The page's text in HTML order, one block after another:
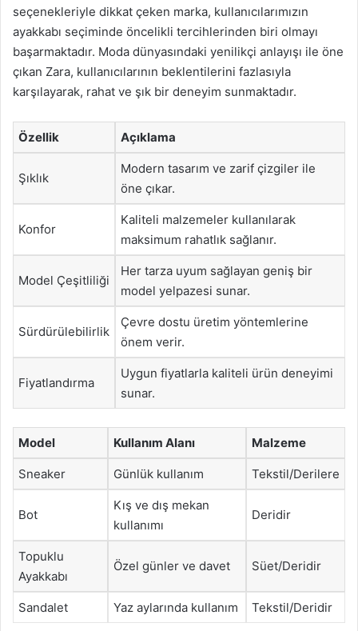
seçenekleriyle dikkat çeken marka, kullanıcılarımızın
ayakkabı seçiminde öncelikli tercihlerinden biri olmayı
başarmaktadır. Moda dünyasındaki yenilikçi anlayışı ile öne
çıkan Zara, kullanıcılarının beklentilerini fazlasıyla
karşılayarak, rahat ve şık bir deneyim sunmaktadır.
Özellik Açıklama
Şıklık
Modern tasarım ve zarif çizgiler ile
öne çıkar.
Konfor
Kaliteli malzemeler kullanılarak
maksimum rahatlık sağlanır.
Model Çeşitliliği
Her tarza uyum sağlayan geniş bir
model yelpazesi sunar.
Sürdürülebilirlik
Çevre dostu üretim yöntemlerine
önem verir.
Fiyatlandırma
Uygun fiyatlarla kaliteli ürün deneyimi
sunar.
Model Kullanım Alanı Malzeme
Sneaker Günlük kullanım Tekstil/Derilere
Bot
Kış ve dış mekan
kullanımı
Deridir
Topuklu
Ayakkabı
Özel günler ve davet Süet/Deridir
Sandalet Yaz aylarında kullanım Tekstil/Deridir